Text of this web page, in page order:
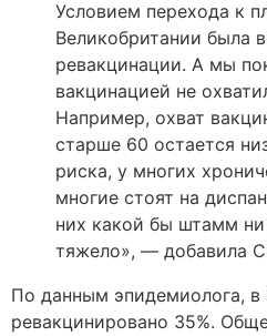
Условием перехода к
Великобритании была
ревакцинации. А мы
вакцинацией не
Например, охват
старше 60 остается
риска, у многих
многие стоят на
них какой бы штамм ни
тяжело», ― добавила
По данным эпидемиолога, в
ревакцинировано 35%.